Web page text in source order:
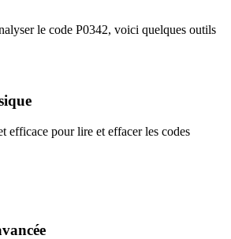
le code P0342, voici quelques outils
efficace pour lire et effacer les codes